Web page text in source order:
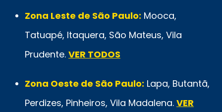
Zona Leste de São Paulo: Mooca,
Tatuapé, Itaquera, São Mateus, Vila
Prudente. VER TODOS
Zona Oeste de São Paulo: Lapa, Butantã,
Perdizes, Pinheiros, Vila Madalena. VER